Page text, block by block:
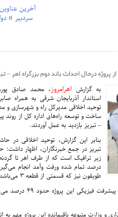
آخرین
سردبیر »
پروژه درحال احداث باند دوم بزرگراه اهر –
به گزارش اهرامروز، محمد صادق
استاندار آذربایجان شرقی به همراه
توحید اخلاقی مدیرکل راه و شهرسازی و
ساخت و توسعه راه‌های اداره کل از روند
– تبریز بازدید به عمل آوردند.
بنابر این گزارش، توحید اخلاقی در
درصد تمام شده ورفت وآمد انجام
طویقون نیز که قسمتی از قطعه 3 می‌باشد نیز زیر عبور رفته است.
مدیرکل راه و شهرسازی
و وزارت متبوعه باقیمانده این پروژه مهم به